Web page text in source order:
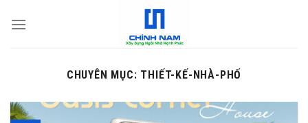
CHUYÊN MỤC: THIẾT-KẾ-NHÀ-PHỐ